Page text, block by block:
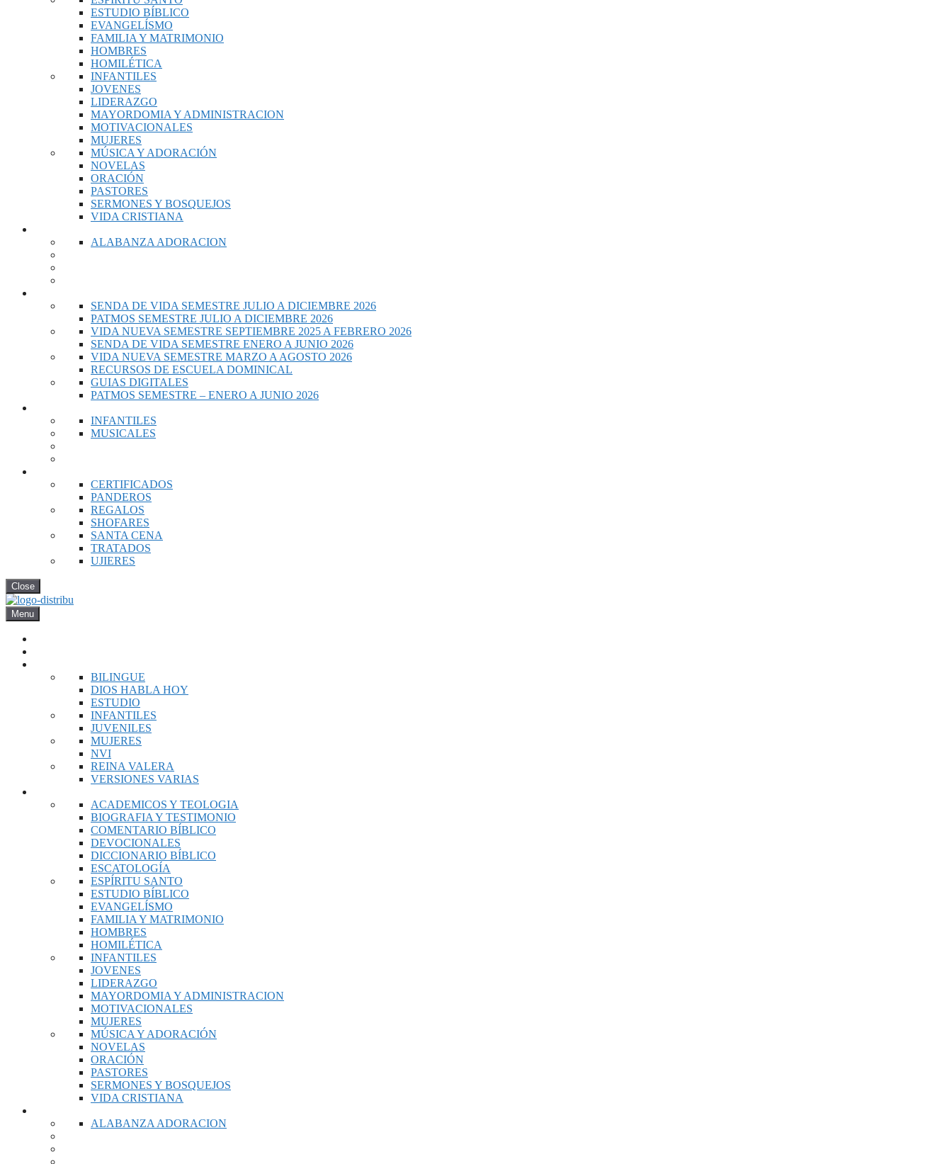
ESTUDIO BÍBLICO
EVANGELÍSMO
FAMILIA Y MATRIMONIO
HOMBRES
HOMILÉTICA
INFANTILES
JOVENES
LIDERAZGO
MAYORDOMIA Y ADMINISTRACION
MOTIVACIONALES
MUJERES
MÚSICA Y ADORACIÓN
NOVELAS
ORACIÓN
PASTORES
SERMONES Y BOSQUEJOS
VIDA CRISTIANA
ALABANZA ADORACION
SENDA DE VIDA SEMESTRE JULIO A DICIEMBRE 2026
PATMOS SEMESTRE JULIO A DICIEMBRE 2026
VIDA NUEVA SEMESTRE SEPTIEMBRE 2025 A FEBRERO 2026
SENDA DE VIDA SEMESTRE ENERO A JUNIO 2026
VIDA NUEVA SEMESTRE MARZO A AGOSTO 2026
RECURSOS DE ESCUELA DOMINICAL
GUIAS DIGITALES
PATMOS SEMESTRE – ENERO A JUNIO 2026
INFANTILES
MUSICALES
CERTIFICADOS
PANDEROS
REGALOS
SHOFARES
SANTA CENA
TRATADOS
UJIERES
Close
Menu
BILINGUE
DIOS HABLA HOY
ESTUDIO
INFANTILES
JUVENILES
MUJERES
NVI
REINA VALERA
VERSIONES VARIAS
ACADEMICOS Y TEOLOGIA
BIOGRAFIA Y TESTIMONIO
COMENTARIO BÍBLICO
DEVOCIONALES
DICCIONARIO BÍBLICO
ESCATOLOGÍA
ESPÍRITU SANTO
ESTUDIO BÍBLICO
EVANGELÍSMO
FAMILIA Y MATRIMONIO
HOMBRES
HOMILÉTICA
INFANTILES
JOVENES
LIDERAZGO
MAYORDOMIA Y ADMINISTRACION
MOTIVACIONALES
MUJERES
MÚSICA Y ADORACIÓN
NOVELAS
ORACIÓN
PASTORES
SERMONES Y BOSQUEJOS
VIDA CRISTIANA
ALABANZA ADORACION